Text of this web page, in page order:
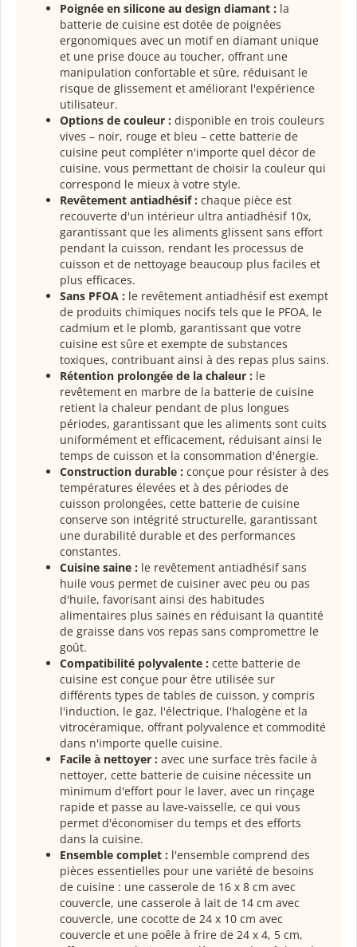
Poignée en silicone au design diamant : la
batterie de cuisine est dotée de poignées
ergonomiques avec un motif en diamant unique
et une prise douce au toucher, offrant une
manipulation confortable et sûre, réduisant le
risque de glissement et améliorant l'expérience
utilisateur.
Options de couleur : disponible en trois couleurs
vives – noir, rouge et bleu – cette batterie de
cuisine peut compléter n'importe quel décor de
cuisine, vous permettant de choisir la couleur qui
correspond le mieux à votre style.
Revêtement antiadhésif : chaque pièce est
recouverte d'un intérieur ultra antiadhésif 10x,
garantissant que les aliments glissent sans effort
pendant la cuisson, rendant les processus de
cuisson et de nettoyage beaucoup plus faciles et
plus efficaces.
Sans PFOA : le revêtement antiadhésif est exempt
de produits chimiques nocifs tels que le PFOA, le
cadmium et le plomb, garantissant que votre
cuisine est sûre et exempte de substances
toxiques, contribuant ainsi à des repas plus sains.
Rétention prolongée de la chaleur : le
revêtement en marbre de la batterie de cuisine
retient la chaleur pendant de plus longues
périodes, garantissant que les aliments sont cuits
uniformément et efficacement, réduisant ainsi le
temps de cuisson et la consommation d'énergie.
Construction durable : conçue pour résister à des
températures élevées et à des périodes de
cuisson prolongées, cette batterie de cuisine
conserve son intégrité structurelle, garantissant
une durabilité durable et des performances
constantes.
Cuisine saine : le revêtement antiadhésif sans
huile vous permet de cuisiner avec peu ou pas
d'huile, favorisant ainsi des habitudes
alimentaires plus saines en réduisant la quantité
de graisse dans vos repas sans compromettre le
goût.
Compatibilité polyvalente : cette batterie de
cuisine est conçue pour être utilisée sur
différents types de tables de cuisson, y compris
l'induction, le gaz, l'électrique, l'halogène et la
vitrocéramique, offrant polyvalence et commodité
dans n'importe quelle cuisine.
Facile à nettoyer : avec une surface très facile à
nettoyer, cette batterie de cuisine nécessite un
minimum d'effort pour le laver, avec un rinçage
rapide et passe au lave-vaisselle, ce qui vous
permet d'économiser du temps et des efforts
dans la cuisine.
Ensemble complet : l'ensemble comprend des
pièces essentielles pour une variété de besoins
de cuisine : une casserole de 16 x 8 cm avec
couvercle, une casserole à lait de 14 cm avec
couvercle, une cocotte de 24 x 10 cm avec
couvercle et une poêle à frire de 24 x 4, 5 cm,